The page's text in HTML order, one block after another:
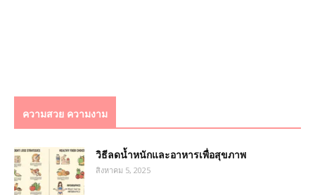
ความสวย ความงาม
วิธีลดน้ำหนักและอาหารเพื่อสุขภาพ
สิงหาคม 5, 2025